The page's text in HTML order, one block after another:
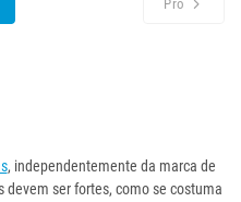
Pró
, independentemente da marca de
devem ser fortes, como se costuma